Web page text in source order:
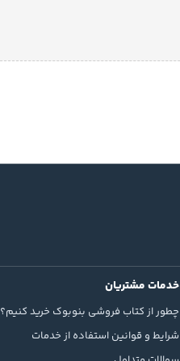
خدمات مشتریان
چطور از کتاب فروشی بنوبوک خرید کنیم؟
شرایط و قوانین استفاده از خدمات